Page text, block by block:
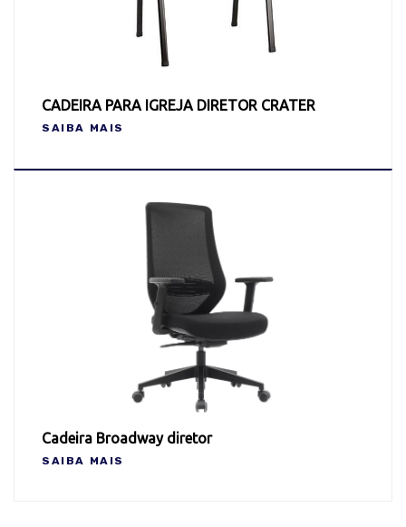
CADEIRA PARA IGREJA DIRETOR CRATER
SAIBA MAIS
Cadeira Broadway diretor
SAIBA MAIS